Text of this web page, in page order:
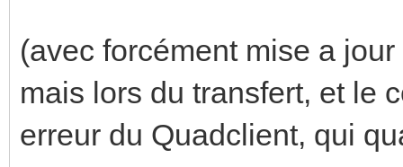
(avec forcément mise a
mais lors du transfert, et le
erreur du Quadclient, qui